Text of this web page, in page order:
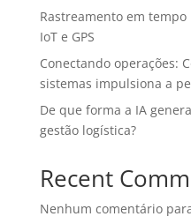
Rastreamento em
IoT e GPS
Conectando operações:
sistemas impulsiona a
De que forma a IA
gestão logística?
Recent
Nenhum comentário